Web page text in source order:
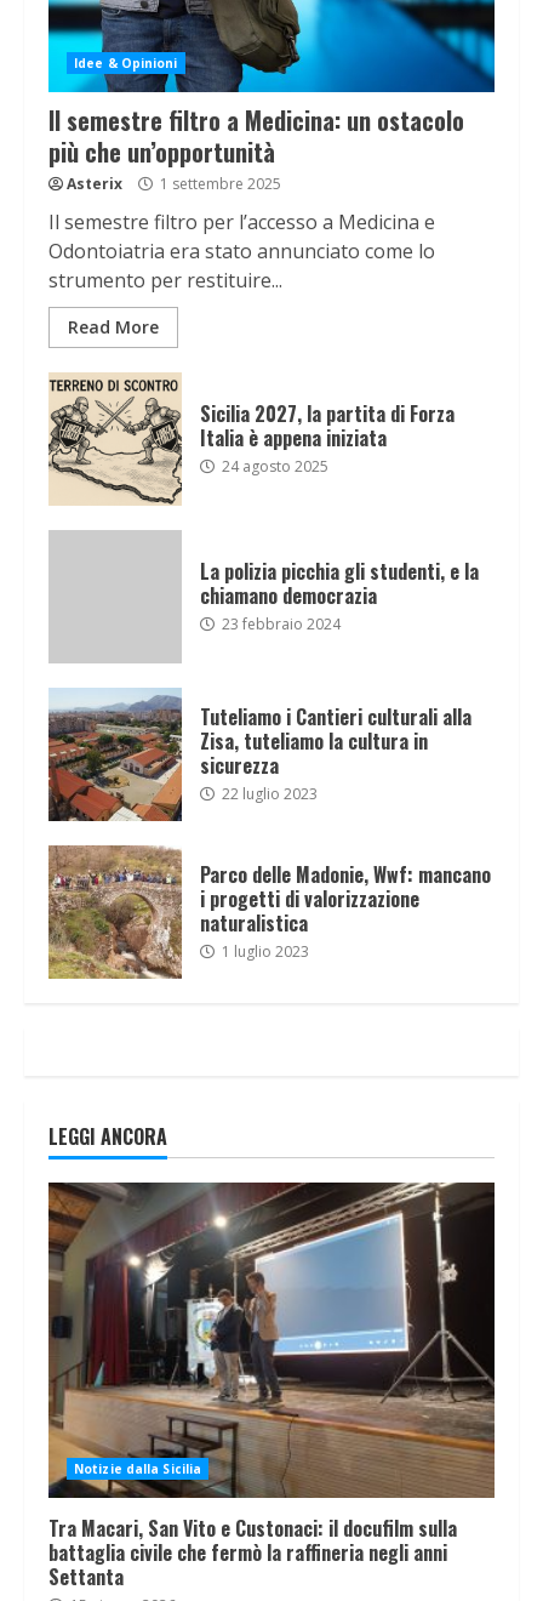
Idee & Opinioni
Il semestre filtro a Medicina: un ostacolo
più che un’opportunità
Asterix 1 settembre 2025
Il semestre filtro per l’accesso a Medicina e
Odontoiatria era stato annunciato come lo
strumento per restituire...
Read More
Sicilia 2027, la partita di Forza
Italia è appena iniziata
24 agosto 2025
La polizia picchia gli studenti, e la
chiamano democrazia
23 febbraio 2024
Tuteliamo i Cantieri culturali alla
Zisa, tuteliamo la cultura in
sicurezza
22 luglio 2023
Parco delle Madonie, Wwf: mancano
i progetti di valorizzazione
naturalistica
1 luglio 2023
LEGGI ANCORA
Notizie dalla Sicilia
Tra Macari, San Vito e Custonaci: il docufilm sulla
battaglia civile che fermò la raffineria negli anni
Settanta